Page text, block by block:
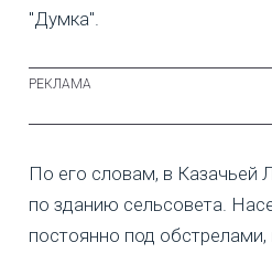
"Думка".
По его словам, в Казачьей
по зданию сельсовета.
постоянно под